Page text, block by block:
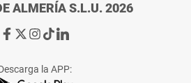
ALMERÍA S.L.U. 2026
Ir
de
Ir
de
Ir
de
Ir
de
Ir
de
la APP: